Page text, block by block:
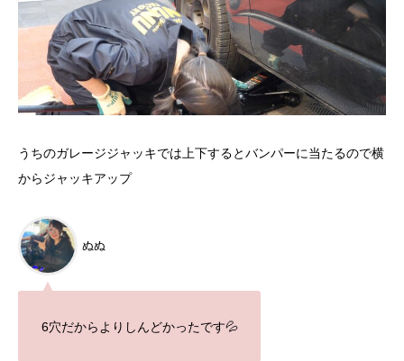
うちのガレージジャッキでは上下するとバンパーに当たるので横
からジャッキアップ
ぬぬ
6穴だからよりしんどかったです💦